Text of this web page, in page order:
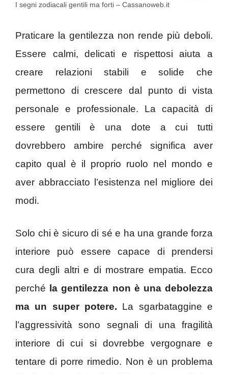
I segni zodiacali gentili ma forti – Cassanoweb.it
Praticare la gentilezza non rende più deboli.
Essere calmi, delicati e rispettosi aiuta a
creare relazioni stabili e solide che
permettono di crescere dal punto di vista
personale e professionale. La capacità di
essere gentili è una dote a cui tutti
dovrebbero ambire perché significa aver
capito qual è il proprio ruolo nel mondo e
aver abbracciato l’esistenza nel migliore dei
modi.
Solo chi è sicuro di sé e ha una grande forza
interiore può essere capace di prendersi
cura degli altri e di mostrare empatia. Ecco
perché la gentilezza non è una debolezza
ma un super potere. La sgarbataggine e
l’aggressività sono segnali di una fragilità
interiore di cui si dovrebbe vergognare e
tentare di porre rimedio. Non è un problema